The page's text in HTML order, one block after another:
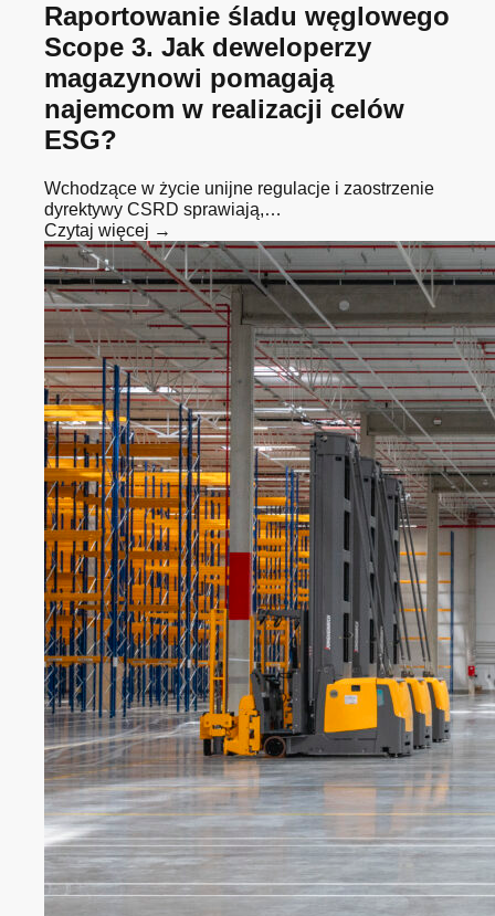
Raportowanie śladu węglowego
Scope 3. Jak deweloperzy
magazynowi pomagają
najemcom w realizacji celów
ESG?
Wchodzące w życie unijne regulacje i zaostrzenie
dyrektywy CSRD sprawiają,…
Czytaj więcej →